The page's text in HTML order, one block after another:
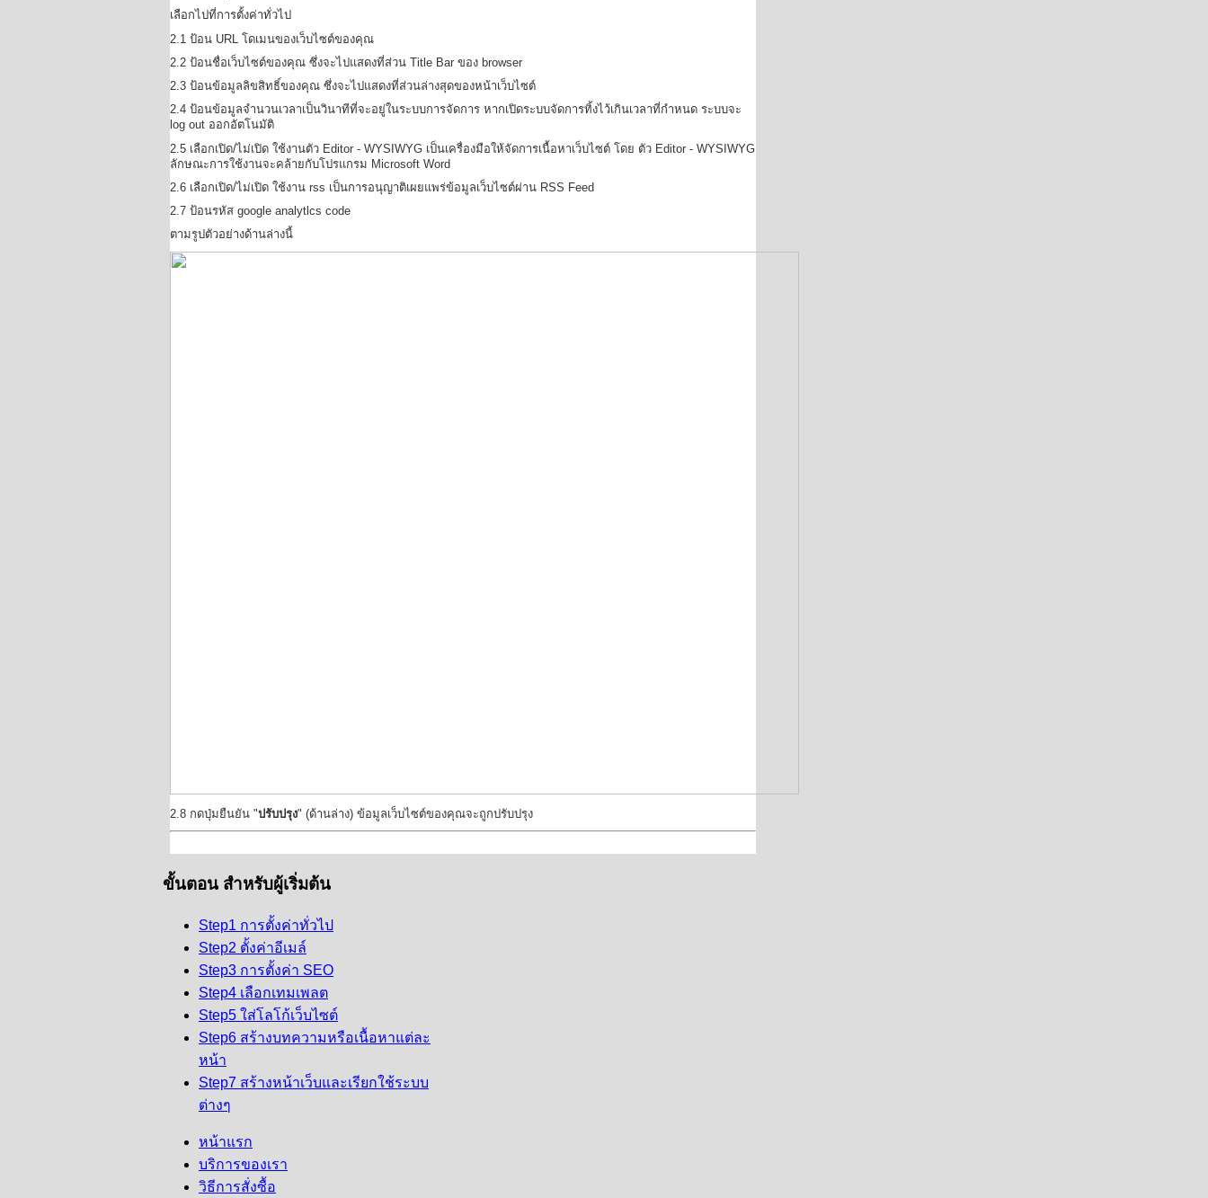
เลือกไปที่การตั้งค่าทั่วไป
2.1 ป้อน URL โดเมนของเว็บไซต์ของคุณ
2.2 ป้อนชื่อเว็บไซต์ของคุณ ซึ่งจะไปแสดงที่ส่วน Title Bar ของ browser
2.3 ป้อนข้อมูลลิขสิทธิ์ของคุณ ซึ่งจะไปแสดงที่ส่วนล่างสุดของหน้าเว็บไซต์
2.4 ป้อนข้อมูลจำนวนเวลาเป็นวินาทีที่จะอยู่ในระบบการจัดการ หากเปิดระบบจัดการทิ้งไว้เกินเวลาที่กำหนด ระบบจะ
log out ออกอัตโนมัติ
2.5 เลือกเปิด/ไม่เปิด ใช้งานตัว Editor - WYSIWYG เป็นเครื่องมือให้จัดการเนื้อหาเว็บไซต์ โดย ตัว Editor - WYSIWYG
ลักษณะการใช้งานจะคล้ายกับโปรแกรม Microsoft Word
2.6 เลือกเปิด/ไม่เปิด ใช้งาน rss เป็นการอนุญาติเผยแพร่ข้อมูลเว็บไซต์ผ่าน RSS Feed
2.7 ป้อนรหัส google analytlcs code
ตามรูปตัวอย่างด้านล่างนี้
2.8 กดปุ่มยืนยัน "ปรับปรุง" (ด้านล่าง) ข้อมูลเว็บไซต์ของคุณจะถูกปรับปรุง
ขั้นตอน สำหรับผู้เริ่มต้น
Step1 การตั้งค่าทั่วไป
Step2 ตั้งค่าอีเมล์
Step3 การตั้งค่า SEO
Step4 เลือกเทมเพลต
Step5 ใส่โลโก้เว็บไซต์
Step6 สร้างบทความหรือเนื้อหาแต่ละ
หน้า
Step7 สร้างหน้าเว็บและเรียกใช้ระบบ
ต่างๆ
หน้าแรก
บริการของเรา
วิธีการสั่งซื้อ